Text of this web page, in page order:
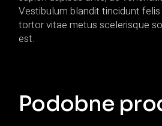
Vestibulum blandit tincidunt
tortor vitae metus scelerisque
est.
Podobne